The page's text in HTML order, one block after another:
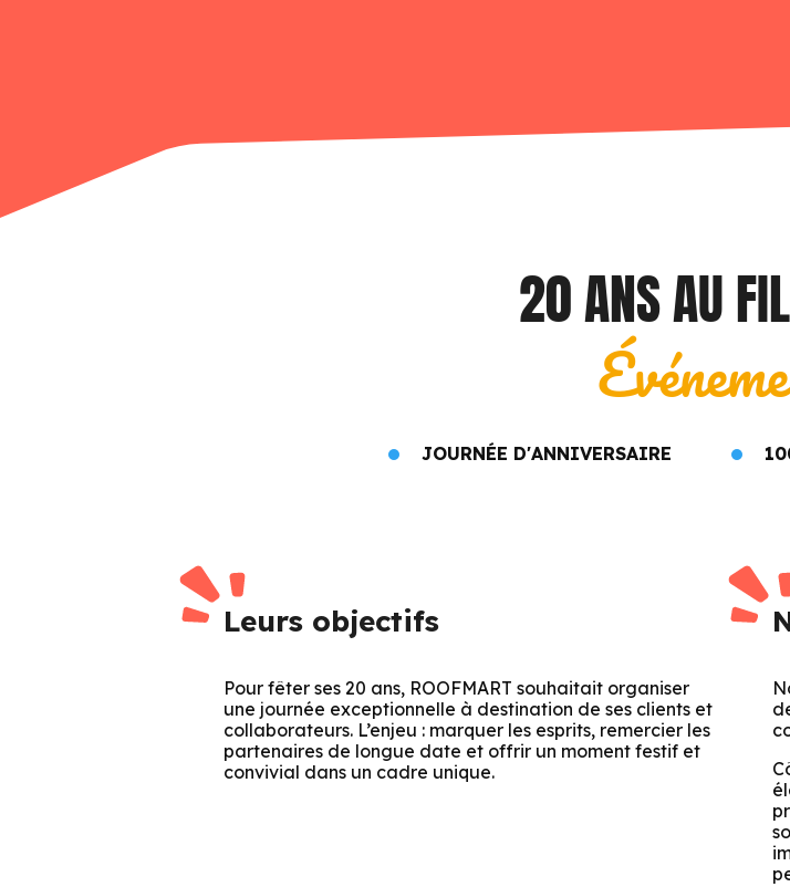
20 ANS AU
JOURNÉE D'ANNIVERSAIRE
Leurs objectifs
Pour fêter ses 20 ans, ROOFMART souhaitait organiser
une journée exceptionnelle à destination de ses clients et
collaborateurs. L’enjeu : marquer les esprits, remercier les
partenaires de longue date et offrir un moment festif et
convivial dans un cadre unique.